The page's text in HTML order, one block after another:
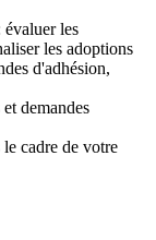
évaluer les
les adoptions
d'adhésion,
demandes
cadre de votre